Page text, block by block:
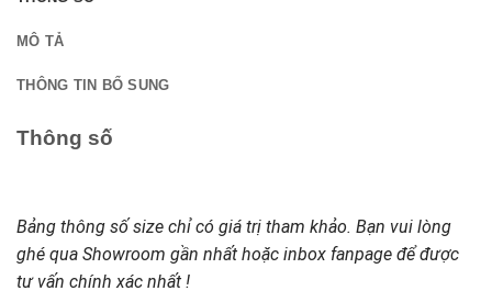
MÔ TẢ
THÔNG TIN BỔ SUNG
Thông số
Bảng thông số size chỉ có giá trị tham khảo. Bạn vui lòng
ghé qua Showroom gần nhất hoặc inbox fanpage để được
tư vấn chính xác nhất !